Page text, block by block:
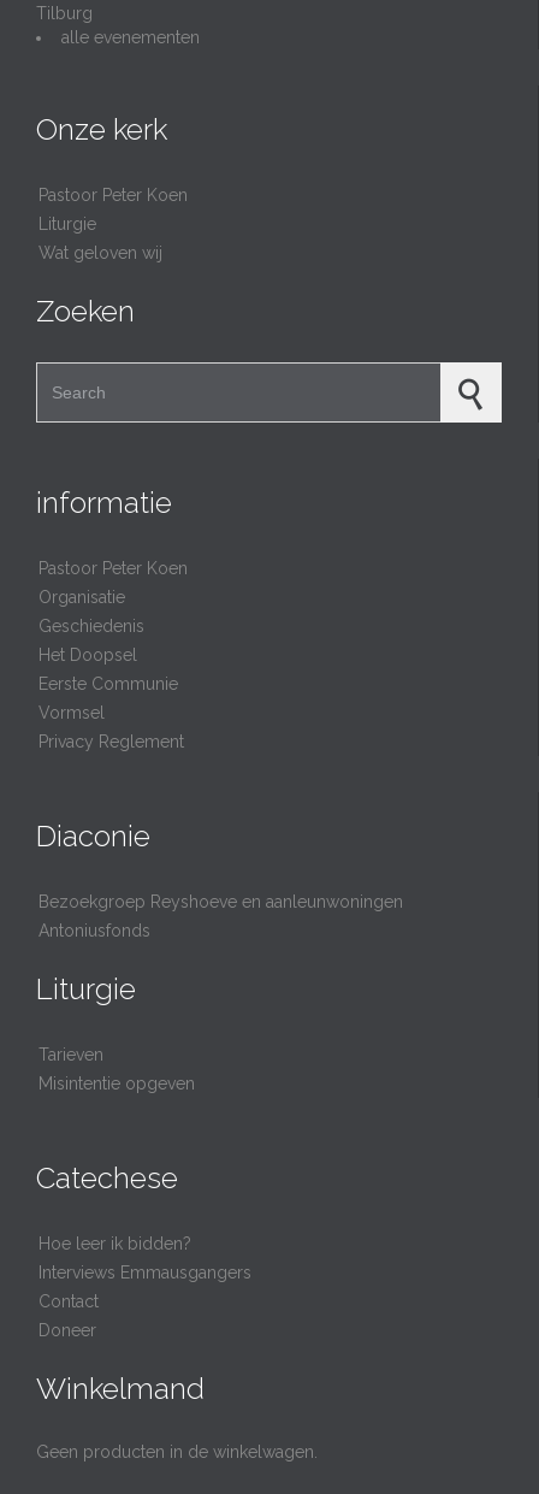
Tilburg
alle evenementen
Onze kerk
Pastoor Peter Koen
Liturgie
Wat geloven wij
Zoeken
informatie
Pastoor Peter Koen
Organisatie
Geschiedenis
Het Doopsel
Eerste Communie
Vormsel
Privacy Reglement
Diaconie
Bezoekgroep Reyshoeve en aanleunwoningen
Antoniusfonds
Liturgie
Tarieven
Misintentie opgeven
Catechese
Hoe leer ik bidden?
Interviews Emmausgangers
Contact
Doneer
Winkelmand
Geen producten in de winkelwagen.